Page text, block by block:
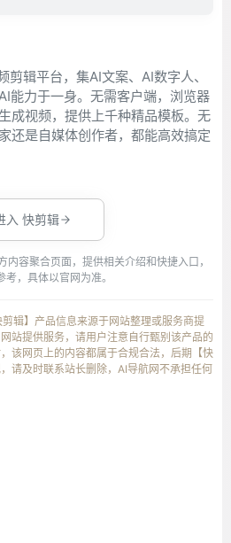
辑平台，集AI文案、AI数字人、
能力于一身。无需客户端，浏览器
成视频，提供上千种精品模板。无
还是自媒体创作者，都能高效搞定
入 快剪辑
内容聚合页面，提供相关介绍和快捷入口，
考，具体以官网为准。
辑】产品信息来源于网站整理或服务商提
站提供服务，请用户注意自行甄别该产品的
该网页上的内容都属于合规合法，后期【快
请及时联系站长删除，AI导航网不承担任何